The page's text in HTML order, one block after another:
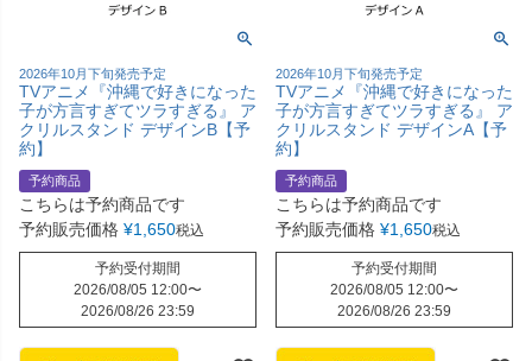
2026年10月下旬発売予定
TVアニメ『沖縄で好きになった
子が方言すぎてツラすぎる』 ア
クリルスタンド デザインB【予
約】
予約商品
こちらは予約商品です
予約販売価格 ¥1,650税込
予約受付期間
2026/08/05 12:00〜
2026/08/26 23:59
2026年10月下旬発売予定
TVアニメ『沖縄で好きになった
子が方言すぎてツラすぎる』 ア
クリルスタンド デザインA【予
約】
予約商品
こちらは予約商品です
予約販売価格 ¥1,650税込
予約受付期間
2026/08/05 12:00〜
2026/08/26 23:59